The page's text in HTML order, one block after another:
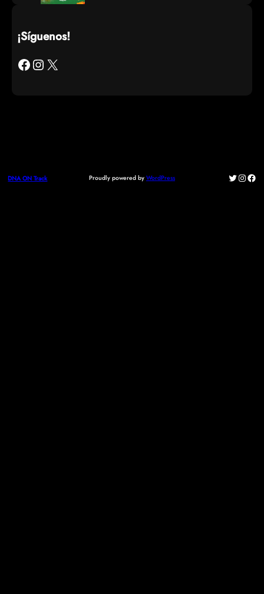
¡Síguenos!
Facebook Instagram X
DNA ON Track Proudly powered by WordPress Twitter